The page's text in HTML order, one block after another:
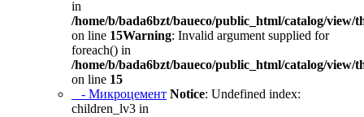
in
/home/b/bada6bzt/baueco/public_html/catalog/view/
on line 15Warning: Invalid argument supplied for
foreach() in
/home/b/bada6bzt/baueco/public_html/catalog/view/
on line 15
- Микроцемент Notice: Undefined index:
children_lv3 in